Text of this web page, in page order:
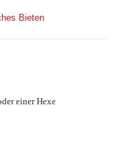
Bieten
einer Hexe